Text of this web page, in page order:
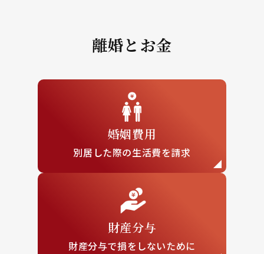
離婚とお金
婚姻費用
別居した際の生活費を請求
財産分与
財産分与で損を しないために